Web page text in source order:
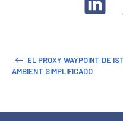
EL PROXY WAYPOINT DE
AMBIENT SIMPLIFICADO